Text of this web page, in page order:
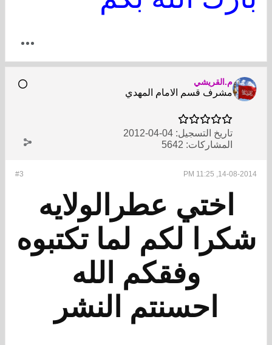
م.القريشي
مشرف قسم الامام المهدي
تاريخ التسجيل: 04-04-2012
المشاركات: 5642
#3 14-08-2014, 11:25 PM
اختي عطرالولايه
شكرا لكم لما تكتبوه
وفقكم الله
احسنتم النشر